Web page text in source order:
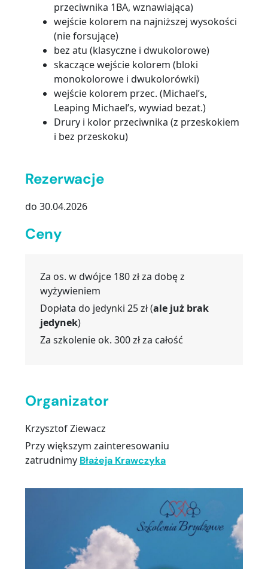
przeciwnika 1BA, wznawiająca)
wejście kolorem na najniższej wysokości
(nie forsujące)
bez atu (klasyczne i dwukolorowe)
skaczące wejście kolorem (bloki
monokolorowe i dwukolorówki)
wejście kolorem przec. (Michael’s,
Leaping Michael’s, wywiad bezat.)
Drury i kolor przeciwnika (z przeskokiem
i bez przeskoku)
Rezerwacje
do 30.04.2026
Ceny
Za os. w dwójce 180 zł za dobę z
wyżywieniem
Dopłata do jedynki 25 zł (ale już brak
jedynek)
Za szkolenie ok. 300 zł za całość
Organizator
Krzysztof Ziewacz
Przy większym zainteresowaniu
zatrudnimy Błażeja Krawczyka